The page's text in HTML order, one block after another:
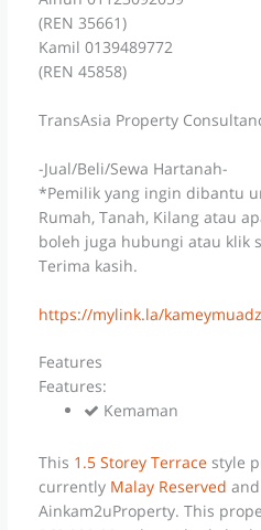
(REN 35661)
Kamil 0139489772
(REN 45858)
TransAsia Property
-Jual/Beli/Sewa Hartanah-
*Pemilik yang ingin dibantu
Rumah, Tanah, Kilang atau
boleh juga hubungi atau klik
Terima kasih.
https://mylink.la/
Features
Features:
Kemaman
This 1.5 Storey Terrace style
currently Malay Reserved
Ainkam2uProperty. This